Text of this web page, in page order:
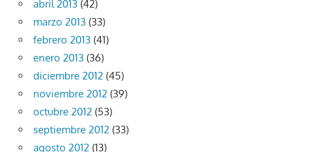
abril 2013 (42)
marzo 2013 (33)
febrero 2013 (41)
enero 2013 (36)
diciembre 2012 (45)
noviembre 2012 (39)
octubre 2012 (53)
septiembre 2012 (33)
agosto 2012 (13)